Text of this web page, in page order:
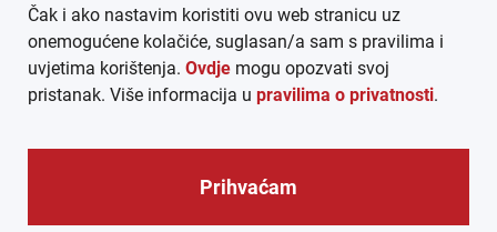
ARHIVA (PDF)
Čak i ako nastavim koristiti ovu web stranicu uz
onemogućene kolačiće, suglasan/a sam s pravilima i
uvjetima korištenja. Ovdje mogu opozvati svoj
pristanak. Više informacija u pravilima o privatnosti.
Prihvaćam